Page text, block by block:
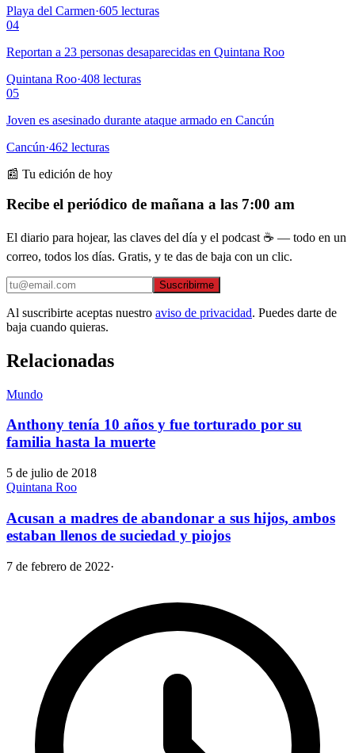
Playa del Carmen·605 lecturas
04
Reportan a 23 personas desaparecidas en Quintana Roo
Quintana Roo·408 lecturas
05
Joven es asesinado durante ataque armado en Cancún
Cancún·462 lecturas
📰 Tu edición de hoy
Recibe el periódico de mañana a las 7:00 am
El diario para hojear, las claves del día y el podcast ☕ — todo en un
correo, todos los días. Gratis, y te das de baja con un clic.
Suscribirme
Al suscribirte aceptas nuestro aviso de privacidad. Puedes darte de
baja cuando quieras.
Relacionadas
Mundo
Anthony tenía 10 años y fue torturado por su
familia hasta la muerte
5 de julio de 2018
Quintana Roo
Acusan a madres de abandonar a sus hijos, ambos
estaban llenos de suciedad y piojos
7 de febrero de 2022·